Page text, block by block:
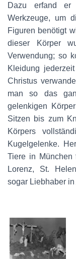
Dazu erfand er
Werkzeuge, um
Figuren benötigt
dieser Körper
Verwendung; so
Kleidung
Christus
man so das
gelenkigen
Sitzen bis zum
Körpers
Kugelgelenke.
Tiere in München
Lorenz, St.
sogar Liebhaber